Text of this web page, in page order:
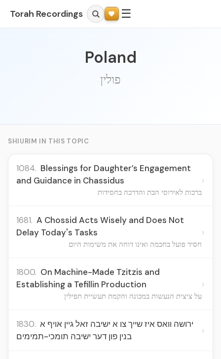
Torah Recordings ☰
Poland
פולין
SHIURIM IN THIS TOPIC
1084. Blessings for Daughter’s Engagement
and Guidance in Chassidus
ברכות לאירוסי הבת והדרכה בחסידות
›
1681. A Chossid Acts Wisely and Does Not
Delay Today's Tasks
חסיד פועל בחכמה ואינו דוחה את משימות היום
›
1800. On Machine-Made Tzitzis and
Establishing a Tefillin Production
על ציצית הנעשות במכונה והקמת תעשיית תפילין
›
1830.
בנין פון דער ישיבה תומכי-תמימים
›